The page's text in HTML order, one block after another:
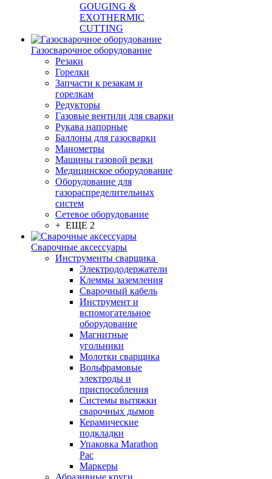
GOUGING &
EXOTHERMIC
CUTTING
Газосварочное оборудование
Резаки
Горелки
Запчасти к резакам и
горелкам
Редукторы
Газовые вентили для сварки
Рукава напорные
Баллоны для газосварки
Манометры
Машины газовой резки
Медицинское оборудование
Оборудование для
газораспределительных
систем
Сетевое оборудование
+ ЕЩЕ 2
Сварочные аксессуары
Инструменты сварщика
Электрододержатели
Клеммы заземления
Сварочный кабель
Инструмент и
вспомогательное
оборудование
Магнитные
угольники
Молотки сварщика
Вольфрамовые
электроды и
приспособления
Системы вытяжки
сварочных дымов
Керамические
подкладки
Упаковка Marathon
Pac
Маркеры
Абразивные круги